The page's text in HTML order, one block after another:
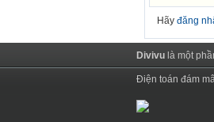
Hãy đăng
Divivu là một
Điện toán đám